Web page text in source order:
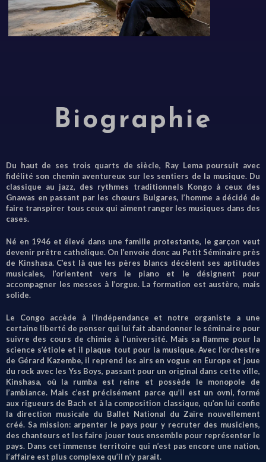
Biographie
Du haut de ses trois quarts de siècle, Ray Lema poursuit avec
fidélité son chemin aventureux sur les sentiers de la musique. Du
classique au jazz, des rythmes traditionnels Kongo à ceux des
Gnawas en passant par les chœurs Bulgares, l’homme a décidé de
faire transpirer tous ceux qui aiment ranger les musiques dans des
cases.
Né en 1946 et élevé dans une famille protestante, le garçon veut
devenir prêtre catholique. On l’envoie donc au Petit Séminaire près
de Kinshasa. C’est là que les pères blancs décèlent ses aptitudes
musicales, l’orientent vers le piano et le désignent pour
accompagner les messes à l’orgue. La formation est austère, mais
solide.
Le Congo accède à l’indépendance et notre organiste a une
certaine liberté de penser qui lui fait abandonner le séminaire pour
suivre des cours de chimie à l’université. Mais sa flamme pour la
science s’étiole et il plaque tout pour la musique. Avec l’orchestre
de Gérard Kazembe, il reprend les airs en vogue en Europe et joue
du rock avec les Yss Boys, passant pour un original dans cette ville,
Kinshasa, où la rumba est reine et possède le monopole de
l’ambiance. Mais c’est précisément parce qu’il est un ovni, formé
aux rigueurs de Bach et à la composition classique, qu’on lui confie
la direction musicale du Ballet National du Zaïre nouvellement
créé. Sa mission: arpenter le pays pour y recruter des musiciens,
des chanteurs et les faire jouer tous ensemble pour représenter le
pays. Dans cet immense territoire qui n’est pas encore une nation,
l’affaire est plus complexe qu’il n’y parait.